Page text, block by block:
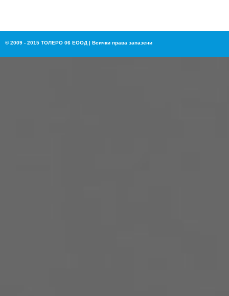
© 2009 - 2015 ТОЛЕРО 06 ЕООД | Всички права запазени